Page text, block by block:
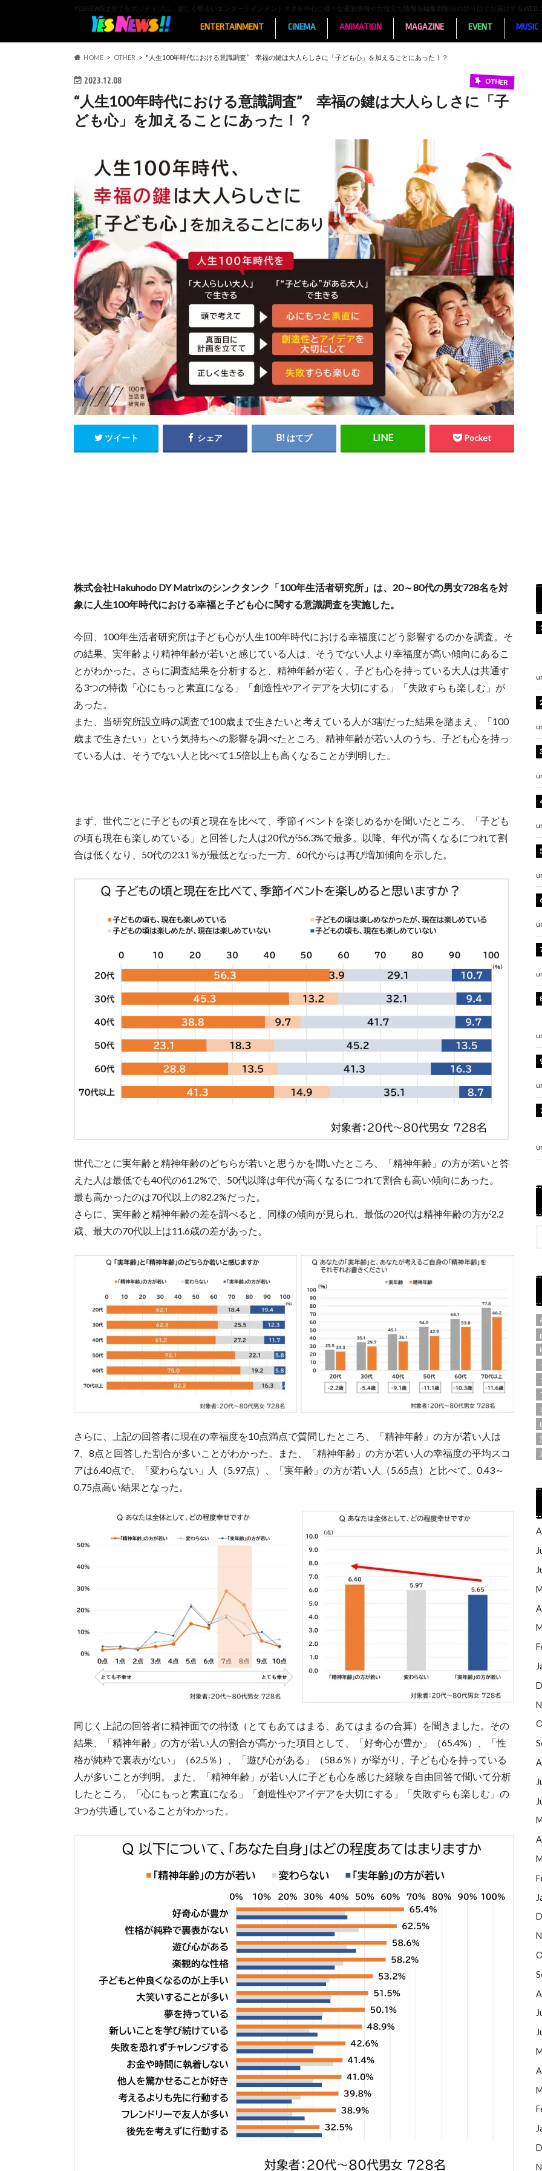
YESNEWSは全てをポジティブに、楽しく明るいエンターテインメントネタを中心に様々な最新情報やお役立ち情報を編集部独自の切り口でお届けするWEB
ENTERTAINMENT CINEMA ANIMATION MAGAZINE EVENT MUSIC
HOME OTHER "人生100年時代における意識調査” 幸福の鍵は大人らしさに「子ども心」を加えることにあった！？
2023.12.08 OTHER
“人生100年時代における意識調査” 幸福の鍵は大人らしさに「子
ども心」を加えることにあった！？
ツイート シェア はてブ Pocket
株式会社Hakuhodo DY Matrixのシンクタンク「100年生活者研究所」は、20～80代の男女728名を対
象に人生100年時代における幸福と子ども心に関する意識調査を実施した。
今回、100年生活者研究所は子ども心が人生100年時代における幸福度にどう影響するのかを調査。そ
の結果、実年齢より精神年齢が若いと感じている人は、そうでない人より幸福度が高い傾向にあるこ
とがわかった。さらに調査結果を分析すると、精神年齢が若く、子ども心を持っている大人は共通す
る3つの特徴「心にもっと素直になる」「創造性やアイデアを大切にする」「失敗すらも楽しむ」が
あった。
また、当研究所設立時の調査で100歳まで生きたいと考えている人が3割だった結果を踏まえ、「100
歳まで生きたい」という気持ちへの影響を調べたところ、精神年齢が若い人のうち、子ども心を持っ
ている人は、そうでない人と比べて1.5倍以上も高くなることが判明した。
まず、世代ごとに子どもの頃と現在を比べて、季節イベントを楽しめるかを聞いたところ、「子ども
の頃も現在も楽しめている」と回答した人は20代が56.3%で最多。以降、年代が高くなるにつれて割
合は低くなり、50代の23.1％が最低となった一方、60代からは再び増加傾向を示した。
世代ごとに実年齢と精神年齢のどちらが若いと思うかを聞いたところ、「精神年齢」の方が若いと答
えた人は最低でも40代の61.2%で、50代以降は年代が高くなるにつれて割合も高い傾向にあった。
最も高かったのは70代以上の82.2%だった。
さらに、実年齢と精神年齢の差を調べると、同様の傾向が見られ、最低の20代は精神年齢の方が2.2
歳、最大の70代以上は11.6歳の差があった。
さらに、上記の回答者に現在の幸福度を10点満点で質問したところ、「精神年齢」の方が若い人は
7、8点と回答した割合が多いことがわかった。また、「精神年齢」の方が若い人の幸福度の平均スコ
アは6.40点で、「変わらない」人（5.97点）、「実年齢」の方が若い人（5.65点）と比べて、0.43～
0.75点高い結果となった。
同じく上記の回答者に精神面での特徴（とてもあてはまる、あてはまるの合算）を聞きました。その
結果、「精神年齢」の方が若い人の割合が高かった項目として、「好奇心が豊か」（65.4%）、「性
格が純粋で裏表がない」（62.5％）、「遊び心がある」（58.6％）が挙がり、子ども心を持っている
人が多いことが判明。 また、「精神年齢」が若い人に子ども心を感じた経験を自由回答で聞いて分析
したところ、「心にもっと素直になる」「創造性やアイデアを大切にする」「失敗すらも楽しむ」の
3つが共通していることがわかった。